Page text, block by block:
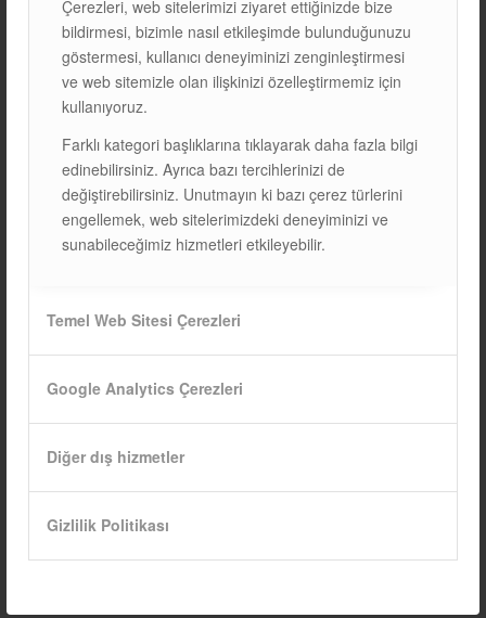
Çerezleri, web sitelerimizi ziyaret ettiğinizde bize
bildirmesi, bizimle nasıl etkileşimde bulunduğunuzu
göstermesi, kullanıcı deneyiminizi zenginleştirmesi
ve web sitemizle olan ilişkinizi özelleştirmemiz için
kullanıyoruz.
Farklı kategori başlıklarına tıklayarak daha fazla bilgi
edinebilirsiniz. Ayrıca bazı tercihlerinizi de
değiştirebilirsiniz. Unutmayın ki bazı çerez türlerini
engellemek, web sitelerimizdeki deneyiminizi ve
sunabileceğimiz hizmetleri etkileyebilir.
Temel Web Sitesi Çerezleri
Google Analytics Çerezleri
Diğer dış hizmetler
Gizlilik Politikası
Aslında bunların hepsi santralin kurulum esnasında
konstruksiyon statik hesaplarını yapan şirket tarafından
yapılmalı ve statik raporlarınızda yer almalı.
Santral alanında daha önce doğal afetin oluşup
oluşmadığını inceleyelim.
Araştırmalarımızı yaptıysak az çok bölge ve gelecek yükler
(Kar-Rüzgar) hakkında bilgi edinmişizdir.
Tekrardan dönelim bakım konusuna.
buradan paylaşımını yaparsam en az 100 sayfa daha
Bir sonraki yazımda temel bakım konularını bildireceğim.
Tesisinizin bakımını nasıl yapacağınızı bilmiyorsanız
profesyonel destek almanızda fayda olduğunu vurgulamak
istiyorum.
kırıklığına uğramayın.